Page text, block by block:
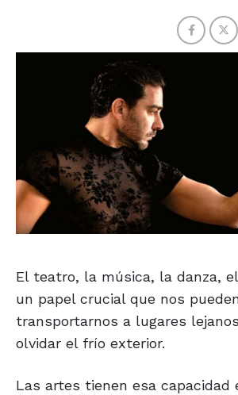
El teatro, la música, la danza,
un papel crucial que nos
transportarnos a lugares
olvidar el frío exterior.
Las artes tienen esa capacidad